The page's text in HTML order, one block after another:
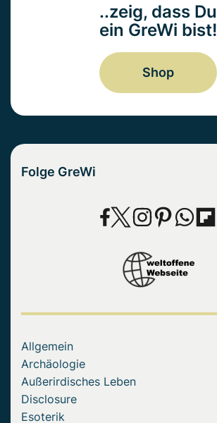
..zeig, dass Du
ein GreWi bist!
Shop
Folge GreWi
Allgemein
Archäologie
Außerirdisches Leben
Disclosure
Esoterik